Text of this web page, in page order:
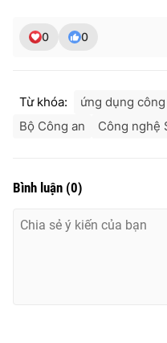
0 0
Từ khóa: ứng dụng
Bộ Công an
Công nghệ
Bình luận (0)